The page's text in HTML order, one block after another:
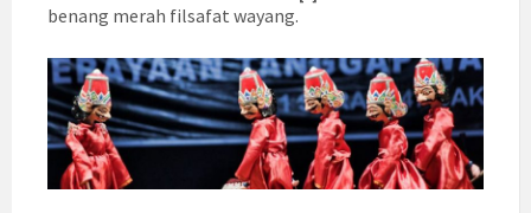
benang merah filsafat wayang.